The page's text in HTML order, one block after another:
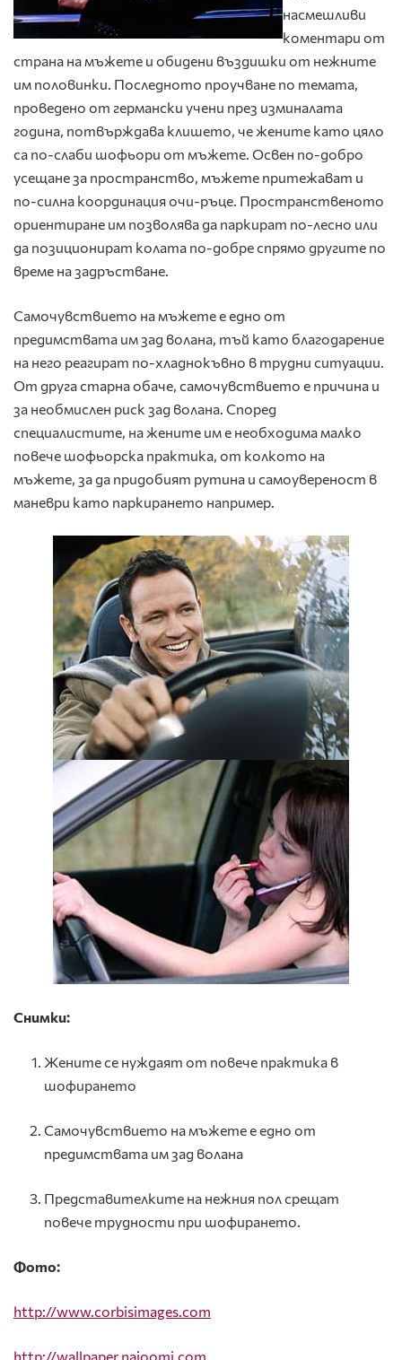
насмешливи
коментари от
страна на мъжете и обидени въздишки от нежните
им половинки. Последното проучване по темата,
проведено от германски учени през изминалата
година, потвърждава клишето, че жените като цяло
са по-слаби шофьори от мъжете. Освен по-добро
усещане за пространство, мъжете притежават и
по-силна координация очи-ръце. Пространственото
ориентиране им позволява да паркират по-лесно или
да позиционират колата по-добре спрямо другите по
време на задръстване.
Самочувствието на мъжете е едно от
предимствата им зад волана, тъй като благодарение
на него реагират по-хладнокъвно в трудни ситуации.
От друга старна обаче, самочувствието е причина и
за необмислен риск зад волана. Според
специалистите, на жените им е необходима малко
повече шофьорска практика, от колкото на
мъжете, за да придобият рутина и самоувереност в
маневри като паркирането например.
Снимки:
Жените се нуждаят от повече практика в
шофирането
Самочувствието на мъжете е едно от
предимствата им зад волана
Представителките на нежния пол срещат
повече трудности при шофирането.
Фото:
http://www.corbisimages.com
http://wallpaper. najoomi com